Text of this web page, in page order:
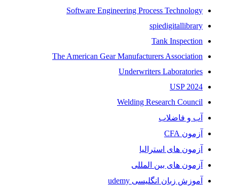
Software Engineering Process Technology
spiedigitallibrary
Tank Inspection
The American Gear Manufacturers Association
Underwriters Laboratories
USP 2024
Welding Research Council
آب و فاضلاب
آزمون CFA
آزمون های استرالیا
آزمون های بین المللی
آموزش زبان انگلیسی udemy